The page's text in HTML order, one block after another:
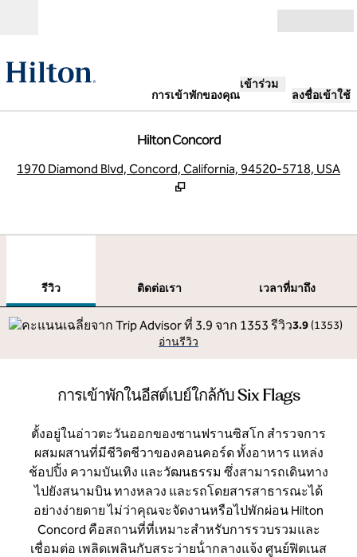
การเข้าพักของคุณ
เข้าร่วม
ลงชื่อเข้าใช้
Hilton Concord
1970 Diamond Blvd, Concord, California, 94520-5718, USA
รีวิว ติดต่อเรา
เวลาที่มาถึง
3.9 (1353)
อ่านรีวิว
การเข้าพักในอีสต์เบย์ใกล้กับ Six Flags
ตั้งอยู่ในอ่าวตะวันออกของซานฟรานซิสโก สํารวจการ
ผสมผสานที่มีชีวิตชีวาของคอนคอร์ด ทั้งอาหาร แหล่ง
ช้อปปิ้ง ความบันเทิง และวัฒนธรรม ซึ่งสามารถเดินทาง
ไปยังสนามบิน ทางหลวง และรถโดยสารสาธารณะได้
อย่างง่ายดาย ไม่ว่าคุณจะจัดงานหรือไปพักผ่อน Hilton
Concord คือสถานที่ที่เหมาะสําหรับการรวบรวมและ
เชื่อมต่อ เพลิดเพลินกับสระว่ายน้ํากลางแจ้ง ศูนย์ฟิตเนส